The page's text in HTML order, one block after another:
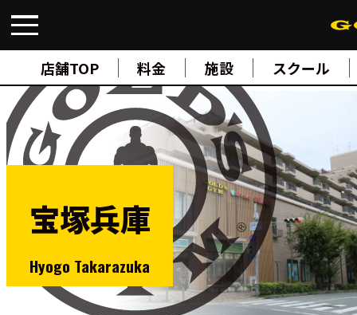
店舗TOP 料金 施設 スクール
FIND A GYM 店舗検索
ABOUT ゴールドジムについて
SUPPORT トレーニングサポート
SCHOOLスクール
STUDIO
JOINご入会について
NEWS ニュース
SHOPオンラインストア
宝塚兵庫
Hyogo Takarazuka